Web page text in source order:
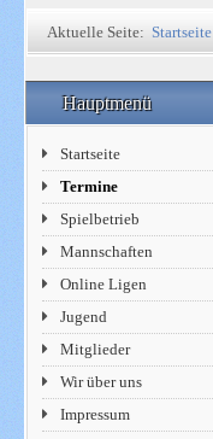
Aktuelle Seite: Startseite
Hauptmenü
Startseite
Termine
Spielbetrieb
Mannschaften
Online Ligen
Jugend
Mitglieder
Wir über uns
Impressum